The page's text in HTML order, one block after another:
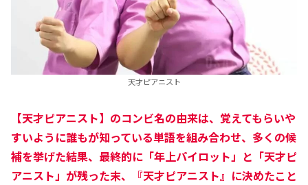
天才ピアニスト
【天才ピアニスト】のコンビ名の由来は、覚えてもらいや
すいように誰もが知っている単語を組み合わせ、多くの候
補を挙げた結果、最終的に「年上パイロット」と「天才ピ
アニスト」が残った末、『天才ピアニスト』に決めたこと